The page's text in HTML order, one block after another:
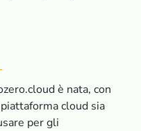
è nata, con
cloud sia
per gli